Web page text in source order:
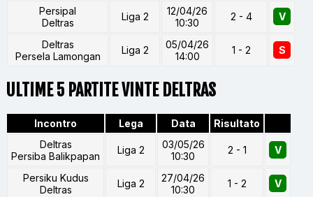
Persipal
Deltras
Liga 2
12/04/26
10:30
2 - 4 V
Deltras
Persela Lamongan
Liga 2
05/04/26
14:00
1 - 2 S
ULTIME 5 PARTITE VINTE DELTRAS
Incontro Lega Data
Risultato
Deltras
Persiba Balikpapan
Liga 2
03/05/26
10:30
2 - 1 V
Persiku Kudus
Deltras
Liga 2
27/04/26
10:30
1 - 2 V